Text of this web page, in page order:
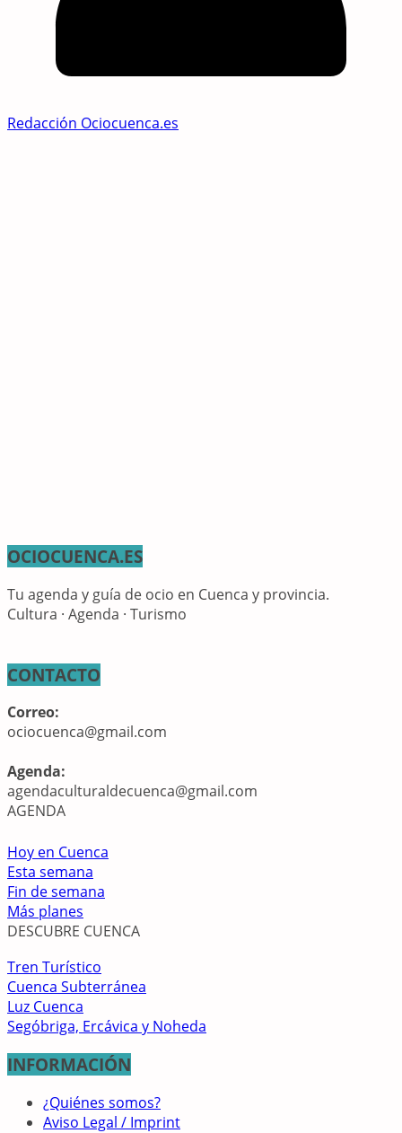
Redacción Ociocuenca.es
OCIOCUENCA.ES
Tu agenda y guía de ocio en Cuenca y provincia.
Cultura · Agenda · Turismo
CONTACTO
Correo:
ociocuenca@gmail.com
Agenda:
agendaculturaldecuenca@gmail.com
AGENDA
Hoy en Cuenca
Esta semana
Fin de semana
Más planes
DESCUBRE CUENCA
Tren Turístico
Cuenca Subterránea
Luz Cuenca
Segóbriga, Ercávica y Noheda
INFORMACIÓN
¿Quiénes somos?
Aviso Legal / Imprint